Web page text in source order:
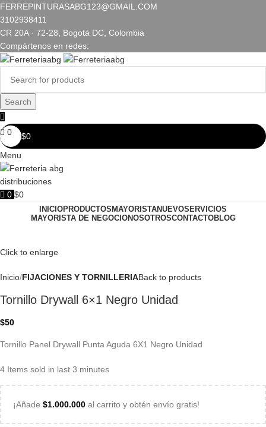
FERREPINTURASABG123@GMAIL.COM
3102938411
CR 20A · 72-28, Bogotá DC, Colombia
Compártenos en redes:
Search
0 $0
Menu
0 $0
INICIOPRODUCTOS MAYORISTANUEVOSERVICIOS
MAYORISTA DE NEGOCIONOSOTROSCONTACTOBLOG
Click to enlarge
Inicio FIJACIONES Y TORNILLERIABack to products
Tornillo Drywall 6×1 Negro Unidad
$50
Tornillo Panel Drywall Punta Aguda 6X1 Negro Unidad
4 Items sold in last 3 minutes
¡Añade $1.000.000 al carrito y obtén envío gratis!